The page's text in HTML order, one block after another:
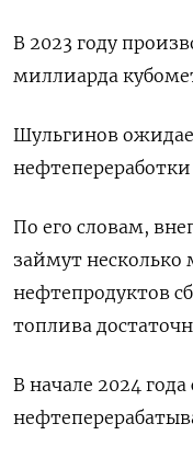
В 2023 году
миллиарда
Шульгинов
нефтепереработки
По его словам,
займут несколько
нефтепродуктов
топлива
В начале 2024 года